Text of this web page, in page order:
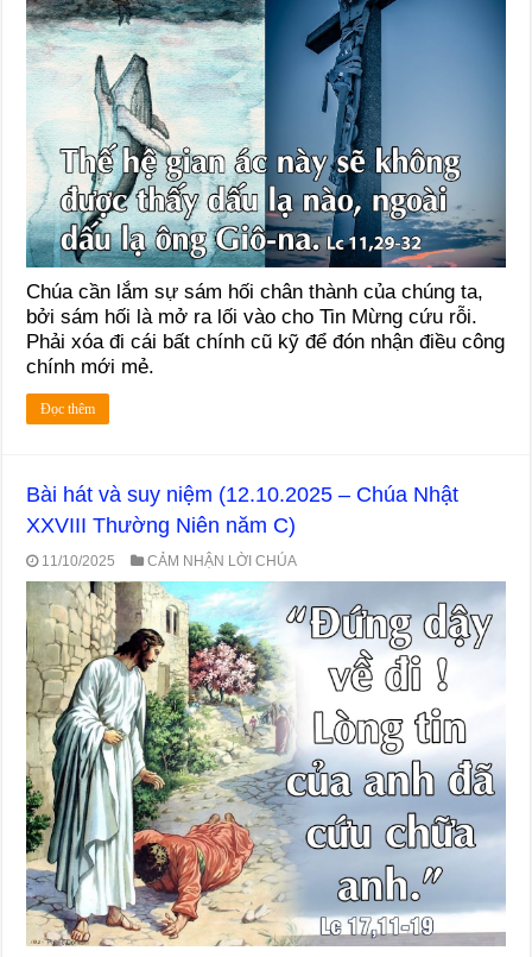
Chúa cần lắm sự sám hối chân thành của chúng ta,
bởi sám hối là mở ra lối vào cho Tin Mừng cứu rỗi.
Phải xóa đi cái bất chính cũ kỹ để đón nhận điều công
chính mới mẻ.
Đọc thêm
Bài hát và suy niệm (12.10.2025 – Chúa Nhật
XXVIII Thường Niên năm C)
11/10/2025 CẢM NHẬN LỜI CHÚA